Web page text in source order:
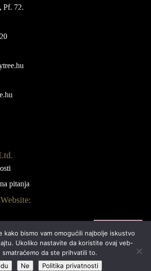
Pf. 72.
pitanja
kako bismo vam omogućili najbolje iskustvo
Ukoliko nastavite da koristite ovaj veb-
smatraćemo da ste prihvatili to.
Ne Politika privatnosti